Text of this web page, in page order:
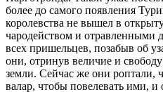
более до самого появления
королевства не вышел в
чародейством и отравленными
всех пришельцев, позабыв об
они, отринув величие и
земли. Сейчас же они
валар, чтобы повелевать ими, и